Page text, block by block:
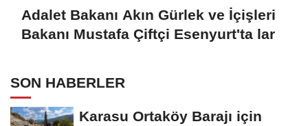
Adalet Bakanı Akın Gürlek ve İçişleri
Bakanı Mustafa Çiftçi Esenyurt'ta lar
SON HABERLER
Karasu Ortaköy Barajı için